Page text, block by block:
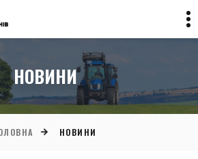
НОВИНИ
НОВИНИ